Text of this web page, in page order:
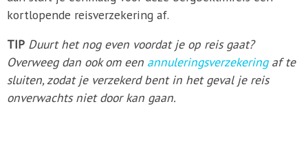
kortlopende reisverzekering af.
TIP Duurt het nog even voordat je op reis gaat?
Overweeg dan ook om een annuleringsverzekeringaf te
sluiten, zodat je verzekerd bent in het geval je reis
onverwachts niet door kan gaan.